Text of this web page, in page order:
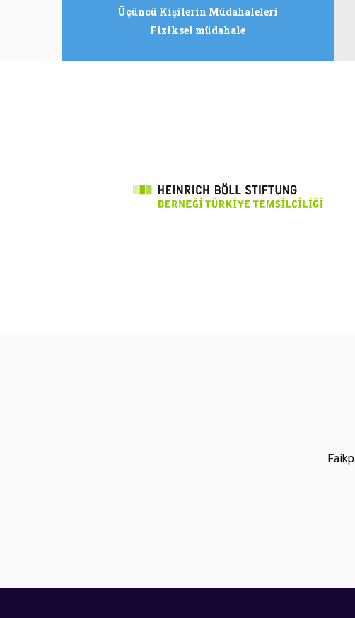
Üçüncü Kişilerin Müdahaleleri
Fiziksel müdahale